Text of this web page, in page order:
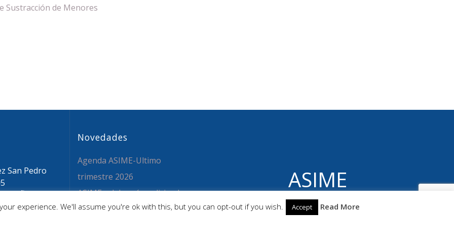
Sustracción de Menores
San Pedro
Novedades
Agenda ASIME-Ultimo
trimestre 2026
ASIME celebrará en diciembre
una nueva edición de sus
ASIME
© 2026 ASIME. Construido utilizando WordPress
y elHighlight Theme
experience. We'll assume you're ok with this, but you can opt-out if you wish. Accept Read More